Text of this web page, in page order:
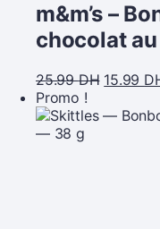
m&m’s –
chocolat
25.99DH 15.99
Promo !